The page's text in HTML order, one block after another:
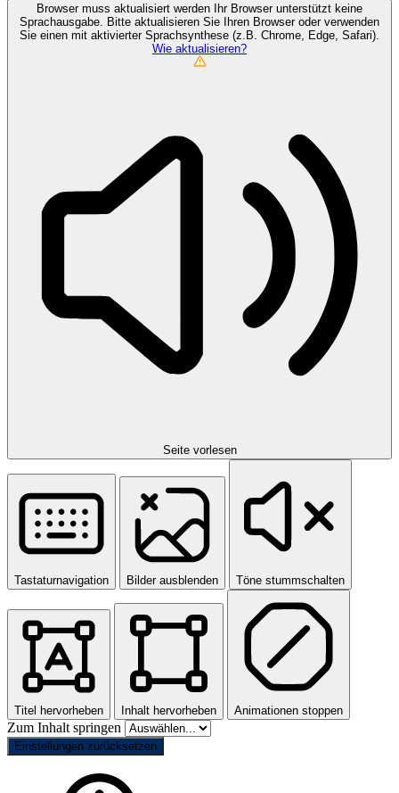
Browser muss aktualisiert werden Ihr Browser unterstützt keine
Sprachausgabe. Bitte aktualisieren Sie Ihren Browser oder verwenden
Sie einen mit aktivierter Sprachsynthese (z.B. Chrome, Edge, Safari).
Wie aktualisieren?
Seite vorlesen
Tastaturnavigation Bilder ausblenden Töne stummschalten
Titel hervorheben Inhalt hervorheben Animationen stoppen
Zum Inhalt springen
Einstellungen zurücksetzen